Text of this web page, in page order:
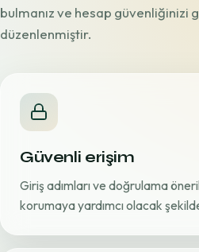
bulmanız ve hesap güvenliğinizi
düzenlenmiştir.
Güvenli erişim
Giriş adımları ve doğrulama
korumaya yardımcı olacak